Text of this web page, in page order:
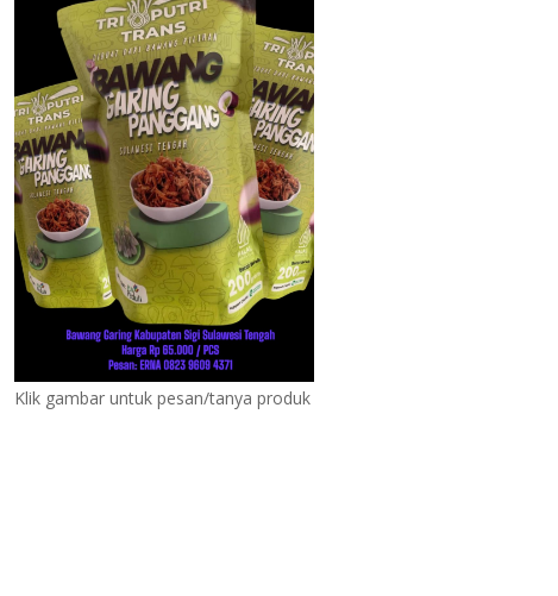
Klik gambar untuk pesan/tanya produk